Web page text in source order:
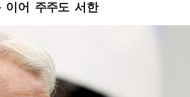
이어 주주도 서한